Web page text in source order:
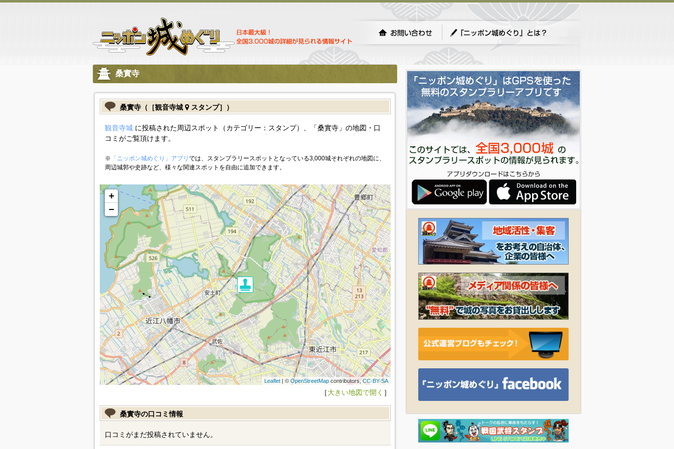
桑實寺
桑實寺（［観音寺城 スタンプ］）
観音寺城に投稿された周辺スポット（カテゴリー：スタンプ）、「桑實寺」の地図・口
コミがご覧頂けます。
※ 「ニッポン城めぐり」アプリ では、スタンプラリースポットとなっている3,000城それぞれの地図に、
周辺城郭や史跡など、様々な関連スポットを自由に追加できます。
+
−
Leaflet| ©OpenStreetMapcontributors,CC-BY-SA
［大きい地図で開く ］
桑實寺の口コミ情報
口コミがまだ投稿されていません。